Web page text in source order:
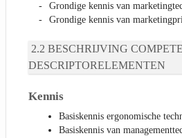
Grondige kennis van
Grondige kennis van
BESCHRIJVING
DESCRIPTORELEMENTEN
Kennis
Basiskennis ergonomische
Basiskennis van